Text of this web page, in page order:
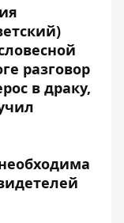
разговор
в драку,